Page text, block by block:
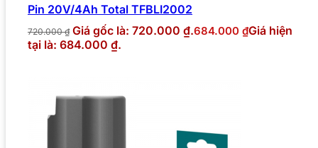
Pin 20V/4Ah Total TFBLI2002
720.000₫ Giá gốc là: 720.000 ₫.684.000 ₫Giá hiện
tại là: 684.000 ₫.